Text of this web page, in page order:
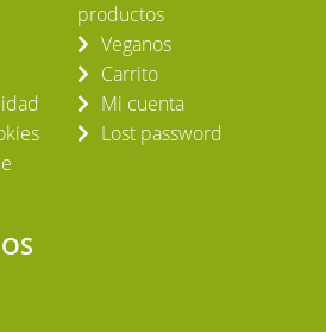
productos
Veganos
Carrito
Mi cuenta
Lost password